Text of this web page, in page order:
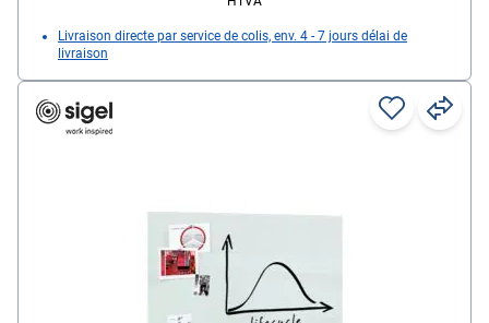
Livraison directe par service de colis, env. 4 - 7 jours délai de
livraison